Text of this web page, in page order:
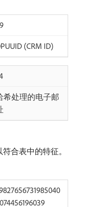
(CRM ID)
希处理的电子邮
合表中的特征。